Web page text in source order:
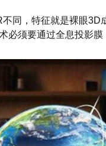
同，特征就是裸眼3D
必须要通过全息投影膜